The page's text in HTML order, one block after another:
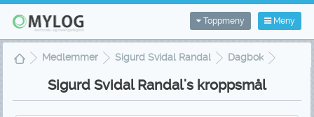
Meny
Toppmeny
Medlemmer Sigurd Svidal Randal
Dagbok
Sigurd Svidal Randal's kroppsmål